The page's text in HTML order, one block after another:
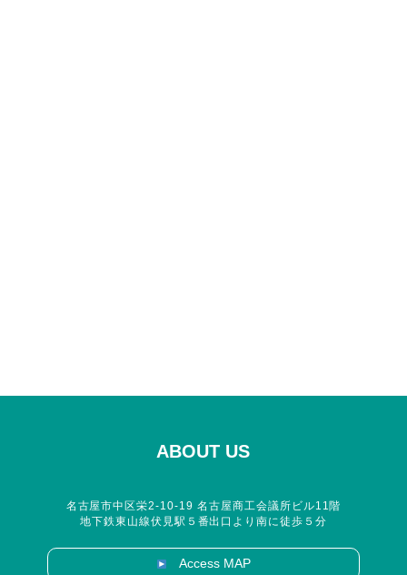
ABOUT US
名古屋市中区栄2-10-19 名古屋商工会議所ビル11階
地下鉄東山線伏見駅５番出口より南に徒歩５分
Access MAP